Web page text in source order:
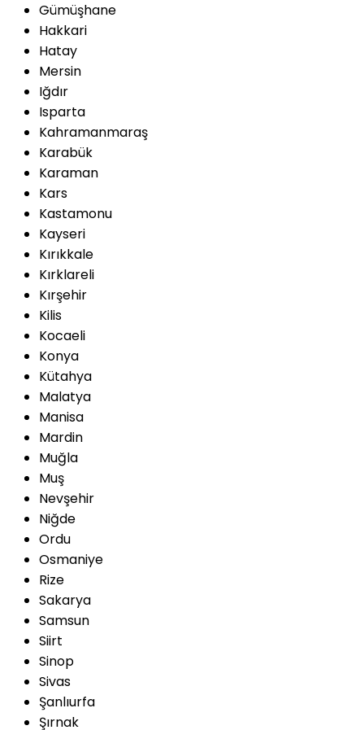
Gümüşhane
Hakkari
Hatay
Mersin
Iğdır
Isparta
Kahramanmaraş
Karabük
Karaman
Kars
Kastamonu
Kayseri
Kırıkkale
Kırklareli
Kırşehir
Kilis
Kocaeli
Konya
Kütahya
Malatya
Manisa
Mardin
Muğla
Muş
Nevşehir
Niğde
Ordu
Osmaniye
Rize
Sakarya
Samsun
Siirt
Sinop
Sivas
Şanlıurfa
Şırnak